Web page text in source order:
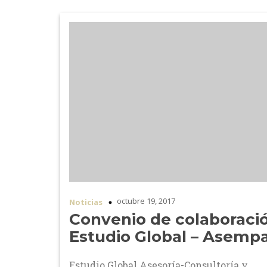
Noticias octubre 19, 2017
Convenio de
Estudio Global –